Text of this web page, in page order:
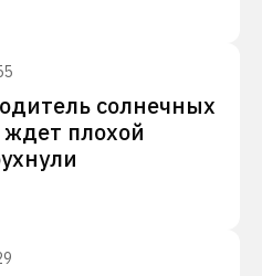
солнечных
ждет плохой